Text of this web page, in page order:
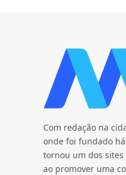
Com redação na
onde foi fundado
tornou um dos sites
ao promover uma